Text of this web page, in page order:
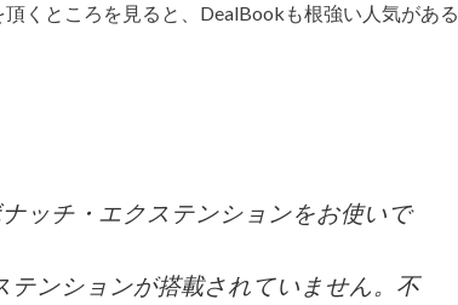
くところを見ると、DealBookも根強い人気がある
ッチ・エクステンションをお使いで
テンションが搭載されていません。不